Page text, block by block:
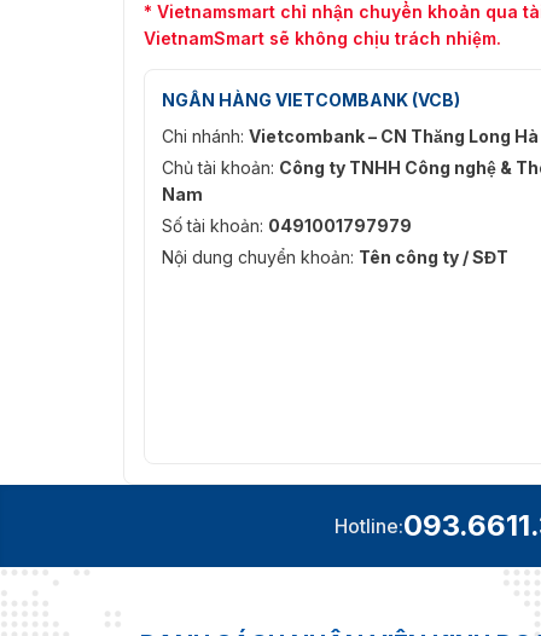
* Vietnamsmart chỉ nhận chuyển khoản qua
VietnamSmart sẽ không chịu trách nhiệm.
NGÂN HÀNG VIETCOMBANK (VCB)
Chi nhánh: Vietcombank – CN Thăng Long Hà
Chủ tài khoản: Công ty TNHH Công nghệ &
Nam
Số tài khoản: 0491001797979
Nội dung chuyển khoản: Tên công ty / SĐT
Hotline: